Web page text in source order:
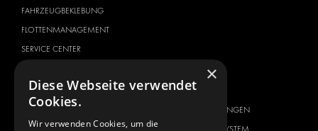
FAHRZEUGBEKLEBUNG
FLOTTENMANAGEMENT
SERVICE CENTER
CITROËN
ÜBER UNS
KOMPLETTLÖSUNGEN
ÜBER MODUL-SYSTEM
×
Diese Webseite verwendet
Cookies.
Wir verwenden Cookies, um die